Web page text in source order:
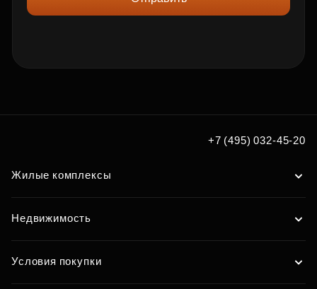
+7 (495) 032-45-20
Жилые комплексы
Недвижимость
Условия покупки